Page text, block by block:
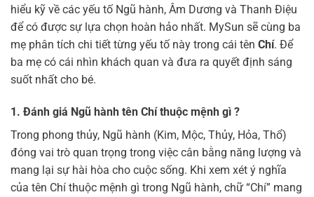
hiểu kỹ về các yếu tố Ngũ hành, Âm Dương và Thanh Điệu
để có được sự lựa chọn hoàn hảo nhất. MySun sẽ cùng ba
mẹ phân tích chi tiết từng yếu tố này trong cái tên Chí. Để
ba mẹ có cái nhìn khách quan và đưa ra quyết định sáng
suốt nhất cho bé.
1. Đánh giá Ngũ hành tên Chí thuộc mệnh gì ?
Trong phong thủy, Ngũ hành (Kim, Mộc, Thủy, Hỏa, Thổ)
đóng vai trò quan trọng trong việc cân bằng năng lượng và
mang lại sự hài hòa cho cuộc sống. Khi xem xét ý nghĩa
của tên Chí thuộc mệnh gì trong Ngũ hành, chữ “Chí” mang